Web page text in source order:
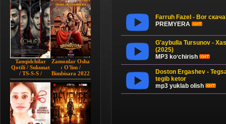
Tanqidchilar
Qotili / Sukunat
/ TS-S-S /
Jimjitlik
Ortidagi Sir /
Chup 2022 HD
Hind kino
Zamonlar Osha
: O'lim /
Bimbisara 2022
Hind kino
Uzbek tilida
Farruh Fazel - Bor
PREMYERA
G'aybulla Tursunov -
(2025)
MP3 koʻchirish
Doston Ergashev -
tegib ketor
mp3 yuklab olish